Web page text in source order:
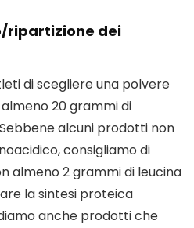
ripartizione dei
di scegliere una polvere
20 grammi di
alcuni prodotti non
consigliamo di
almeno 2 grammi di leucina
la sintesi proteica
anche prodotti che